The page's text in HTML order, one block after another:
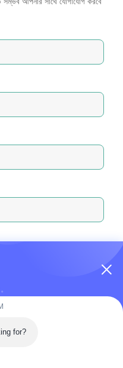
for?